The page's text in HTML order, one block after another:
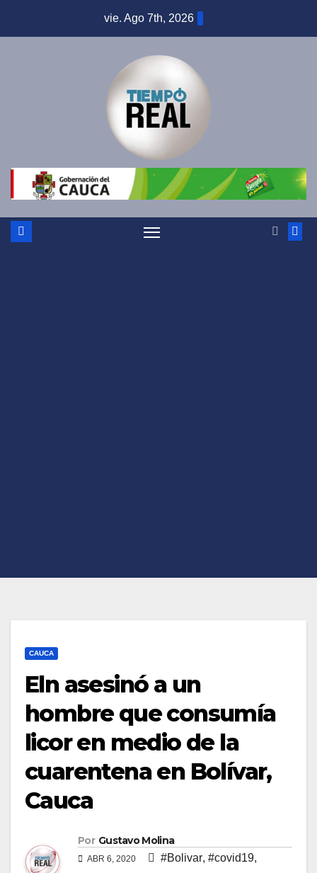
vie. Ago 7th, 2026
CAUCA
Eln asesinó a un
hombre que consumía
licor en medio de la
cuarentena en Bolívar,
Cauca
Por Gustavo Molina
ABR 6, 2020 #Bolivar, #covid19,